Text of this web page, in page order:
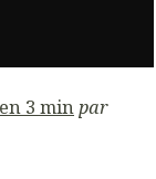
3 min par